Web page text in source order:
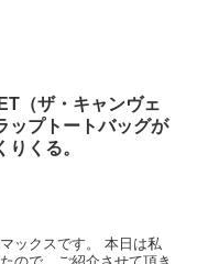
（ザ・キャンヴェ
ップトートバッグが
りくる。
です。 本日は私